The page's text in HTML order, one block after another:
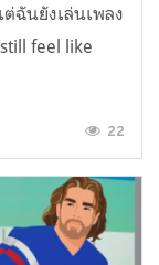
ฉันยังเล่นเพลง
feel like
22